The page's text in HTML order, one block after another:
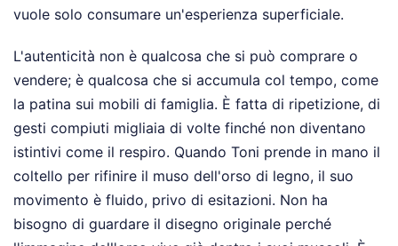
vuole solo consumare un'esperienza superficiale.
L'autenticità non è qualcosa che si può comprare o
vendere; è qualcosa che si accumula col tempo, come
la patina sui mobili di famiglia. È fatta di ripetizione, di
gesti compiuti migliaia di volte finché non diventano
istintivi come il respiro. Quando Toni prende in mano il
coltello per rifinire il muso dell'orso di legno, il suo
movimento è fluido, privo di esitazioni. Non ha
bisogno di guardare il disegno originale perché